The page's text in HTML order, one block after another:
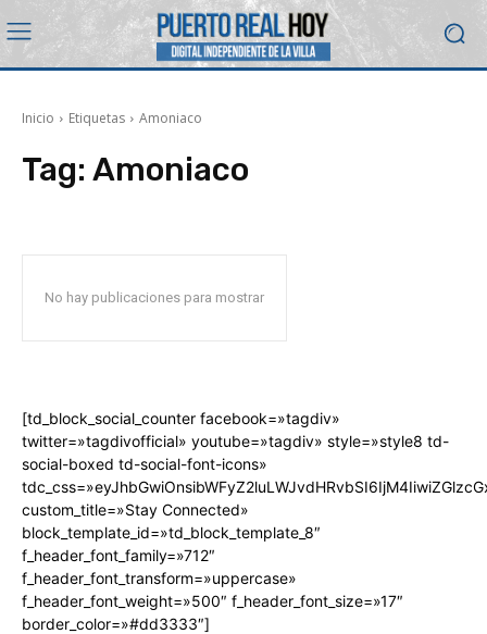
Inicio Etiquetas Amoniaco
Tag: Amoniaco
No hay publicaciones para mostrar
[td_block_social_counter facebook=»tagdiv»
twitter=»tagdivofficial» youtube=»tagdiv» style=»style8 td-
social-boxed td-social-font-icons»
custom_title=»Stay Connected»
block_template_id=»td_block_template_8″
f_header_font_family=»712″
f_header_font_transform=»uppercase»
f_header_font_weight=»500″ f_header_font_size=»17″
border_color=»#dd3333″]